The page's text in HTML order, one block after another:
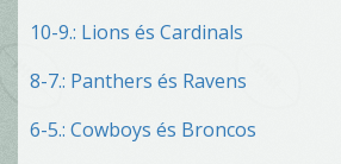
10-9.: Lions és Cardinals
8-7.: Panthers és Ravens
6-5.: Cowboys és Broncos